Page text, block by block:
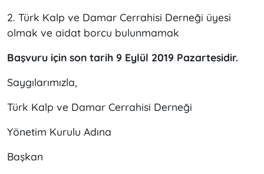
2. Türk Kalp ve Damar Cerrahisi Derneği üyesi
olmak ve aidat borcu bulunmamak
Başvuru için son tarih 9 Eylül 2019 Pazartesidir.
Saygılarımızla,
Türk Kalp ve Damar Cerrahisi Derneği
Yönetim Kurulu Adına
Başkan